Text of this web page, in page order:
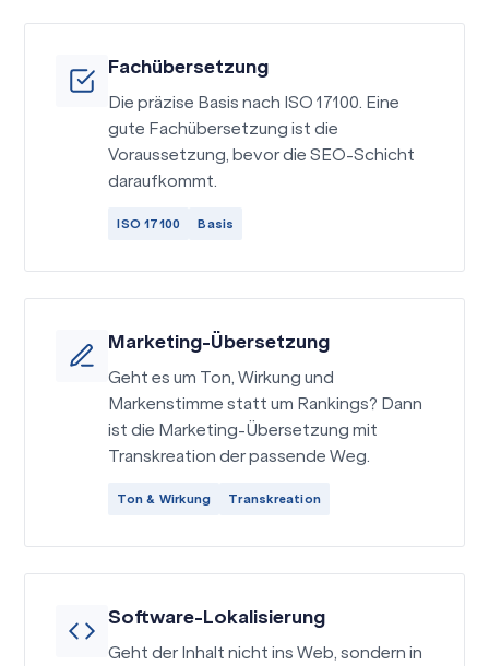
Fachübersetzung
Die präzise Basis nach ISO 17100. Eine
gute Fachübersetzung ist die
Voraussetzung, bevor die SEO-Schicht
daraufkommt.
ISO 17100 Basis
Marketing-Übersetzung
Geht es um Ton, Wirkung und
Markenstimme statt um Rankings? Dann
ist die Marketing-Übersetzung mit
Transkreation der passende Weg.
Ton & Wirkung Transkreation
Software-Lokalisierung
Geht der Inhalt nicht ins Web, sondern in